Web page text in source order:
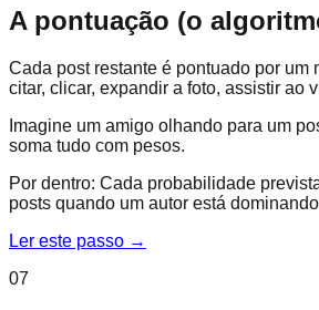
A pontuação (o
Cada post restante é pontuado por um
citar, clicar, expandir a foto, assistir ao
Imagine um amigo olhando para um
soma tudo com pesos.
Por dentro: Cada probabilidade
posts quando um autor está
Ler este passo →
07